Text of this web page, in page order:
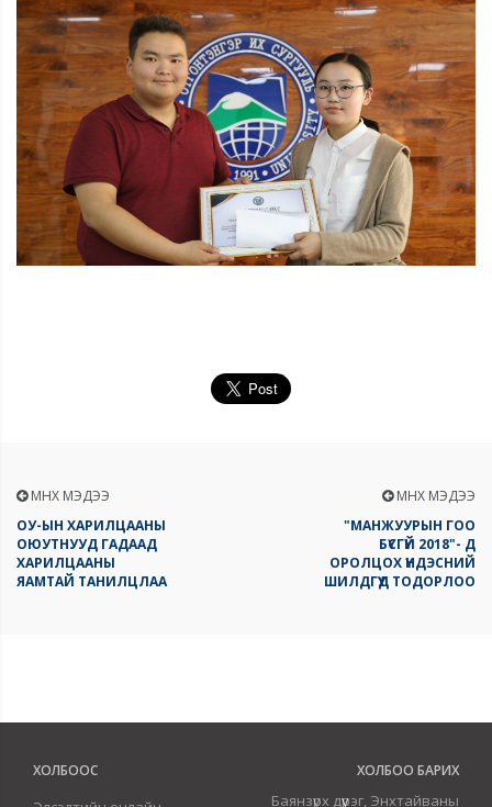
ӨМНӨХ МЭДЭЭ
ОУ-ЫН ХАРИЛЦААНЫ
ОЮУТНУУД ГАДААД
ХАРИЛЦААНЫ
ЯАМТАЙ ТАНИЛЦЛАА
ӨМНӨХ МЭДЭЭ
"МАНЖУУРЫН ГОО
БҮСГҮЙ 2018"- Д
ОРОЛЦОХ ҮНДЭСНИЙ
ШИЛДГҮҮД ТОДОРЛОО
ХОЛБООС ХОЛБОО БАРИХ
Баянзүрх дүүрэг, Энхтайваны